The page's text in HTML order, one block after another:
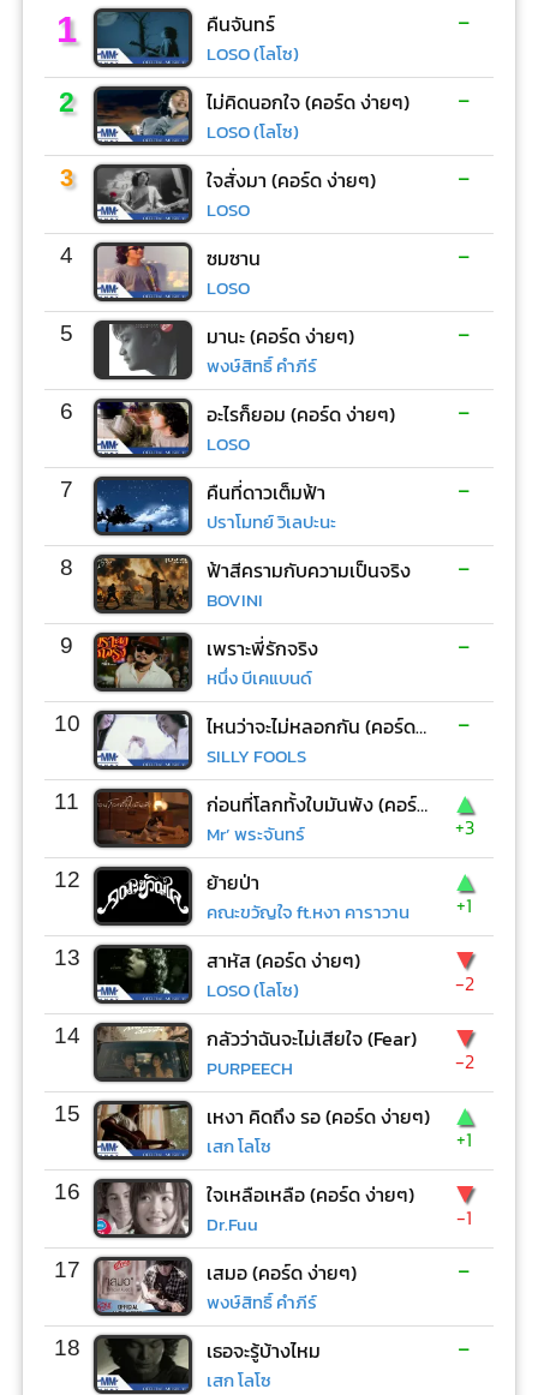
1 คืนจันทร์
LOSO (โลโซ)
-
2 ไม่คิดนอกใจ (คอร์ด ง่ายๆ)
LOSO (โลโซ)
-
3 ใจสั่งมา (คอร์ด ง่ายๆ)
LOSO
-
4 ซมซาน
LOSO
-
5 มานะ (คอร์ด ง่ายๆ)
พงษ์สิทธิ์ คำภีร์
-
6 อะไรก็ยอม (คอร์ด ง่ายๆ)
LOSO
-
7 คืนที่ดาวเต็มฟ้า
ปราโมทย์ วิเลปะนะ
-
8 ฟ้าสีครามกับความเป็นจริง
BOVINI
-
9 เพราะพี่รักจริง
หนึ่ง บีเคแบนด์
-
10 ไหนว่าจะไม่หลอกกัน (คอร์ด ง่ายๆ)
SILLY FOOLS
-
11 ก่อนที่โลกทั้งใบมันพัง (คอร์ด ง่ายๆ)
Mr’ พระจันทร์
▲
+3
12 ย้ายป่า
คณะขวัญใจ ft.หงา คาราวาน
▲
+1
13 สาหัส (คอร์ด ง่ายๆ)
LOSO (โลโซ)
▼
-2
14 กลัวว่าฉันจะไม่เสียใจ (Fear)
PURPEECH
▼
-2
15 เหงา คิดถึง รอ (คอร์ด ง่ายๆ)
เสก โลโซ
▲
+1
16 ใจเหลือเหลือ (คอร์ด ง่ายๆ)
Dr.Fuu
▼
-1
17 เสมอ (คอร์ด ง่ายๆ)
พงษ์สิทธิ์ คำภีร์
-
18 เธอจะรู้บ้างไหม
เสก โลโซ
-